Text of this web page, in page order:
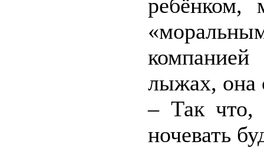
ребёнком,
компанией
лыжах, она
– Так
ночевать